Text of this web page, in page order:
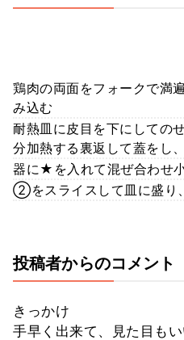
鶏肉の両面をフォークで満
み込む
耐熱皿に皮目を下にしての
分加熱する裏返して蓋をし
器に★を入れて混ぜ合わせ
②をスライスして皿に盛り
投稿者からのコメント
きっかけ
手早く出来て、見た目も